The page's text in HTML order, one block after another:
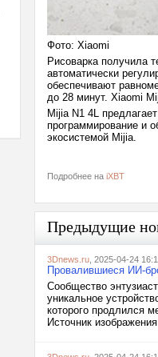
Фото: Xiaomi
Рисоварка получила
автоматически
обеспечивают
до 28 минут. Xiaomi
Mijia N1 4L
программирование и
экосистемой Mijia.
Подробнее на iXBT
Предыдущие
3Dnews.ru , 2025-04-24
Провалившиеся ИИ-
Сообщество
уникальное
которого продлился
Источник